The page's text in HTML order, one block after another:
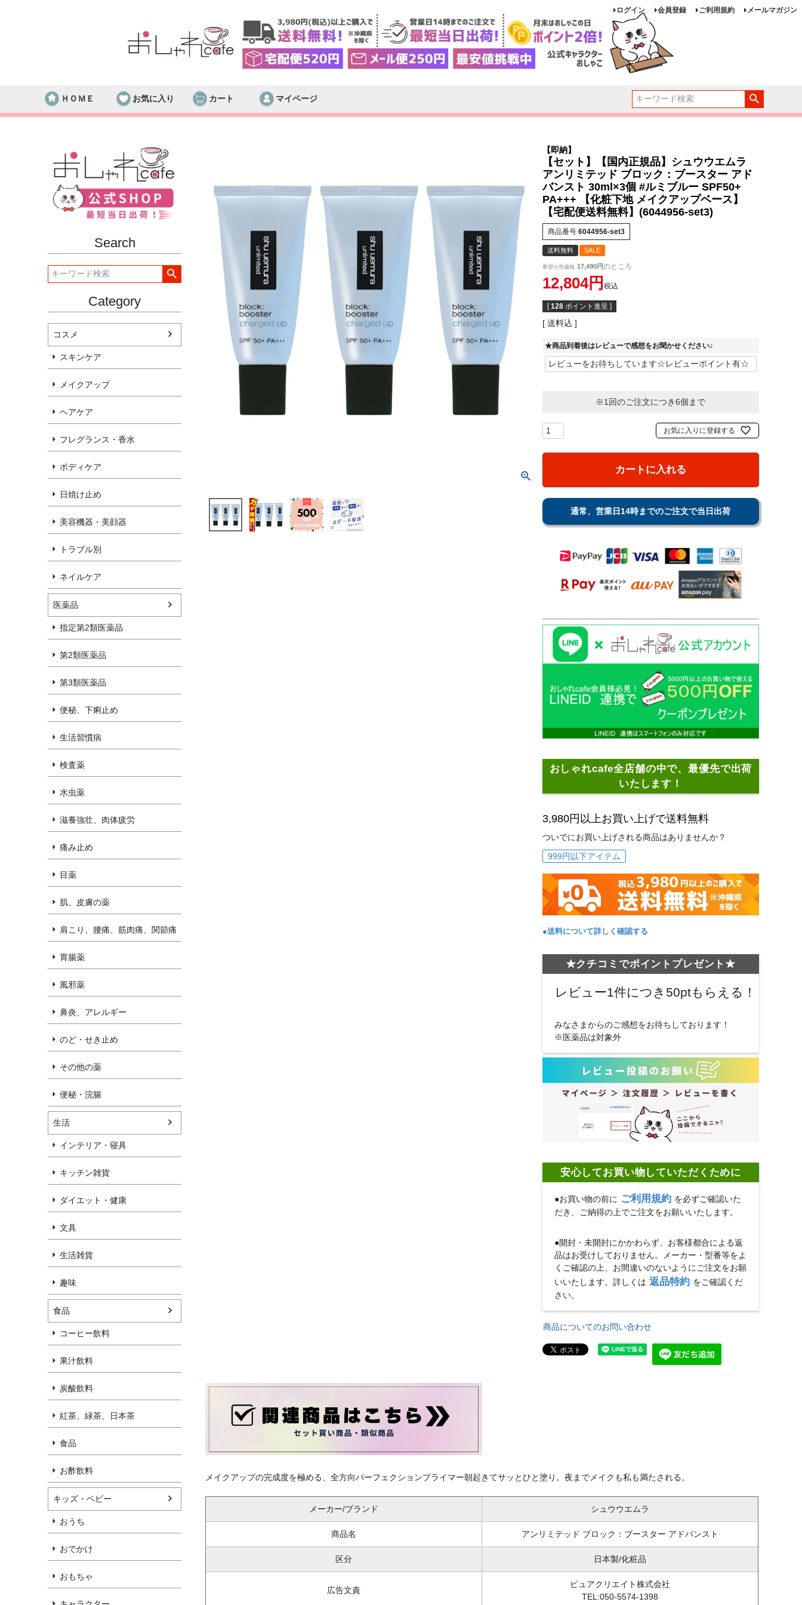
ログイン 会員登録 ご利用規約 メールマガジン
ＨＯＭＥ お気に入り カート マイページ
Search
Category
コスメ
スキンケア
メイクアップ
ヘアケア
フレグランス・香水
ボディケア
日焼け止め
美容機器・美顔器
トラブル別
ネイルケア
医薬品
指定第2類医薬品
第2類医薬品
第3類医薬品
便秘、下痢止め
生活習慣病
検査薬
水虫薬
滋養強壮、肉体疲労
痛み止め
目薬
肌、皮膚の薬
肩こり、腰痛、筋肉痛、関節痛
胃腸薬
風邪薬
鼻炎、アレルギー
のど・せき止め
その他の薬
便秘・浣腸
生活
インテリア・寝具
キッチン雑貨
ダイエット・健康
文具
生活雑貨
趣味
食品
コーヒー飲料
果汁飲料
炭酸飲料
紅茶、緑茶、日本茶
食品
お酢飲料
キッズ・ベビー
おうち
おでかけ
おもちゃ
【即納】
【セット】【国内正規品】シュウウエムラ
アンリミテッド ブロック：ブースター アド
バンスト 30ml×3個 #ルミブルー SPF50+
PA+++ 【化粧下地 メイクアップベース】
【宅配便送料無料】(6044956-set3)
商品番号 6044956-set3
送料無料 SALE
希望小売価格 17,490 のところ
12,804 税込
[ 128 ポイント進呈 ]
送料込
★商品到着後はレビューで感想をお聞かせください♪
※1回のご注文につき6個まで
お気に入りに登録する
カートに入れる
通常、営業日14時までのご注文で当日出荷
おしゃれcafe全店舗の中で、最優先で出荷
いたします！
3,980円以上お買い上げで送料無料
ついでにお買い上げされる商品はありませんか？
999円以下アイテム
●送料について詳しく確認する
★クチコミでポイントプレゼント★
レビュー1件につき50ptもらえる！
みなさまからのご感想をお待ちしております！
※医薬品は対象外
安心してお買い物していただくために
●お買い物の前に ご利用規約 を必ずご確認いた
だき、ご納得の上でご注文をお願いいたします。
●開封・未開封にかかわらず、お客様都合による返
品はお受けしておりません。メーカー・型番等をよ
くご確認の上、お間違いのないようにご注文をお願
いいたします。詳しくは 返品特約 をご確認くだ
さい。
商品についてのお問い合わせ
メイクアップの完成度を極める、全方向パーフェクションプライマー朝起きてサッとひと塗り。夜までメイクも私も満たされる。
メーカー/ブランド シュウウエムラ
商品名 アンリミテッド ブロック：ブースター アドバンスト
区分 日本製/化粧品
広告文責
ピュアクリエイト株式会社
TEL:050-5574-1398